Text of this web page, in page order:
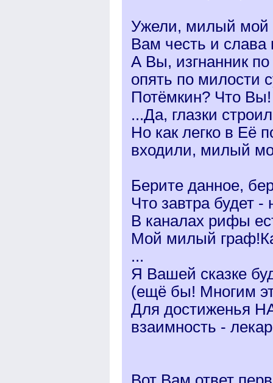
Ужели, милый мой
Вам честь и слава
А Вы, изгнанник
опять по милости
Потёмкин? Что Вы!
...Да, глазки
Но как легко в Её
входили, милый
Берите данное,
Что завтра будет -
В каналах рифы
Мой милый
...
Я Вашей сказке
(ещё бы! Многим
Для достиженья
взаимность -